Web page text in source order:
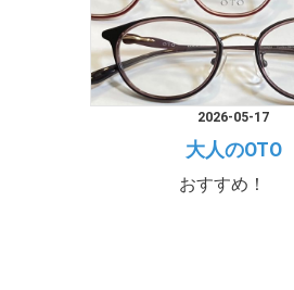
2026-05-17
大人のOTO
おすすめ！